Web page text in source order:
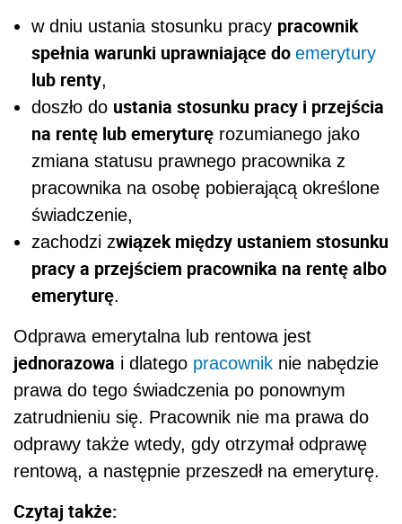
w dniu ustania stosunku pracy pracownik
spełnia warunki uprawniające do emerytury
lub renty,
doszło do ustania stosunku pracy i przejścia
na rentę lub emeryturę rozumianego jako
zmiana statusu prawnego pracownika z
pracownika na osobę pobierającą określone
świadczenie,
zachodzi związek między ustaniem stosunku
pracy a przejściem pracownika na rentę albo
emeryturę.
Odprawa emerytalna lub rentowa jest
jednorazowa i dlatego pracownik nie nabędzie
prawa do tego świadczenia po ponownym
zatrudnieniu się. Pracownik nie ma prawa do
odprawy także wtedy, gdy otrzymał odprawę
rentową, a następnie przeszedł na emeryturę.
Czytaj także: